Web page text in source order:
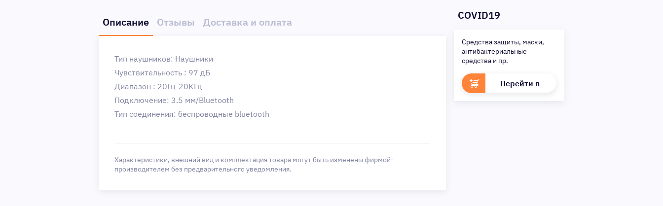
Описание Отзывы Доставка и оплата
Тип наушников: Наушники
Чувствительность : 97 дБ
Диапазон : 20Гц-20КГц
Подключение: 3.5 мм/Bluetooth
Тип соединения: беспроводные bluetooth
Характеристики, внешний вид и комплектация товара могут быть изменены фирмой-
производителем без предварительного уведомления.
COVID19
Средства защиты, маски,
антибактериальные
средства и пр.
Перейти в